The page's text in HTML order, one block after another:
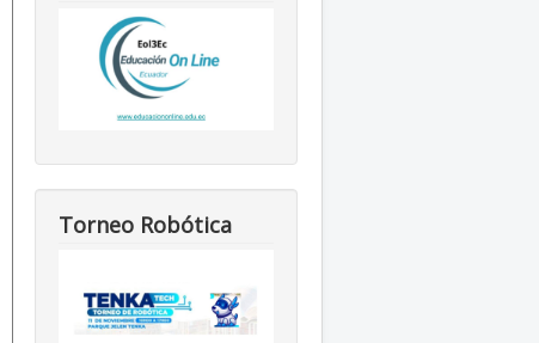
Torneo Robótica